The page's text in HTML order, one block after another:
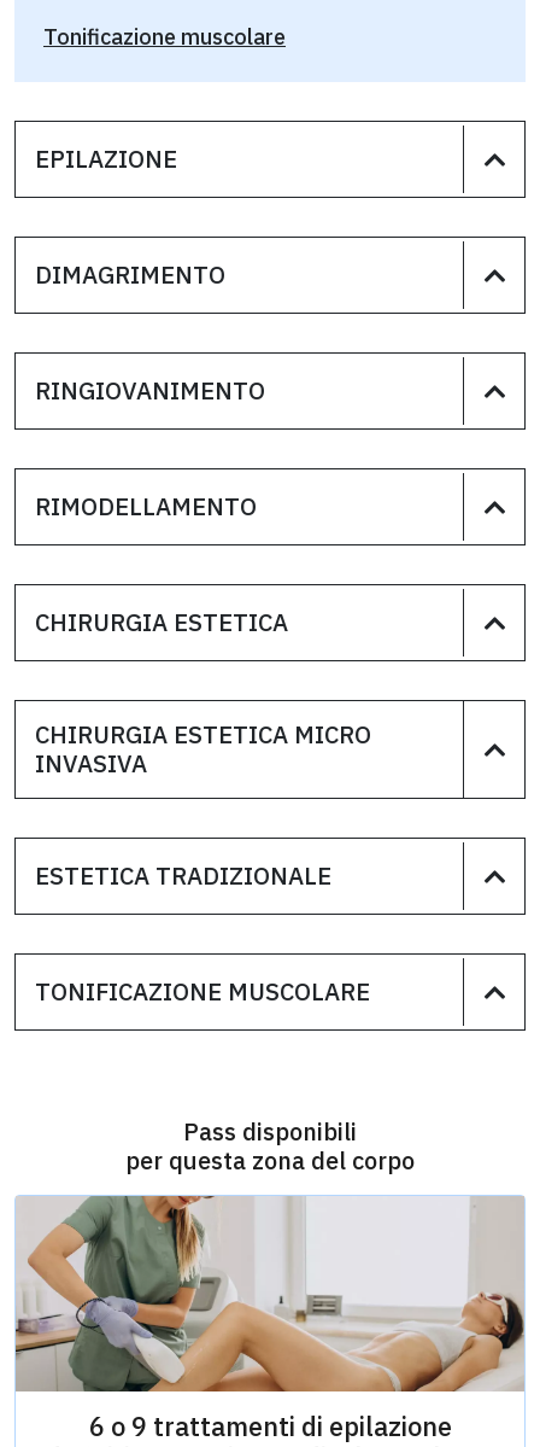
Tonificazione muscolare
EPILAZIONE
DIMAGRIMENTO
RINGIOVANIMENTO
RIMODELLAMENTO
CHIRURGIA ESTETICA
CHIRURGIA ESTETICA MICRO
INVASIVA
ESTETICA TRADIZIONALE
TONIFICAZIONE MUSCOLARE
Pass disponibili
per questa zona del corpo
6 o 9 trattamenti di epilazione